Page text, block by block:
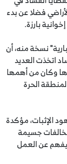
فضلا عن بدء
بارزة.
نسخة منه، أن
اتخذت العديد
وكان من أهمها
الحرة
الإثبات، مؤكدة
جسيمة
عن العمل